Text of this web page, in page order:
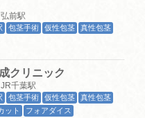
弘前駅
包茎手術 仮性包茎 真性包茎
クリニック
JR千葉駅
包茎手術 仮性包茎
真性包茎
ット
フォアダイス